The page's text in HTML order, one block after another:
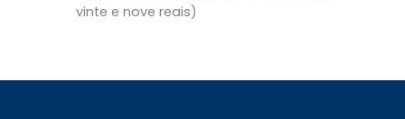
vinte e nove reais)